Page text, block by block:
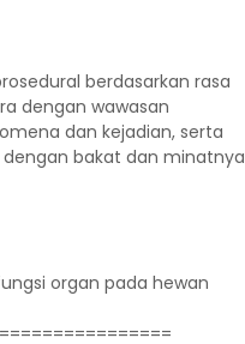
berdasarkan rasa
dengan wawasan
dan kejadian, serta
bakat dan minatnya
organ pada hewan